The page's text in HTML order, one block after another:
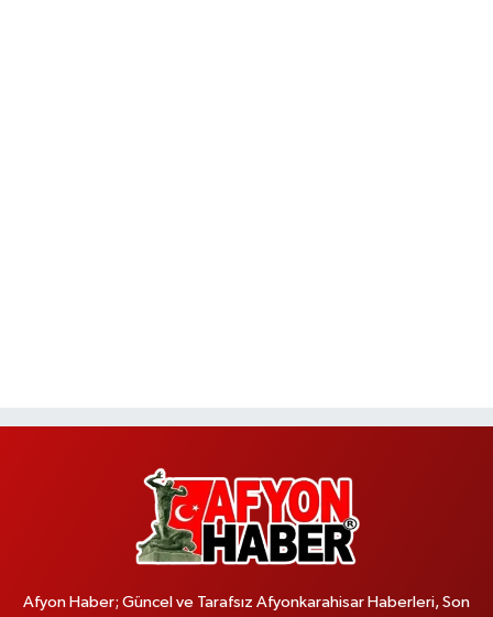
Afyon Haber; Güncel ve Tarafsız Afyonkarahisar Haberleri, Son